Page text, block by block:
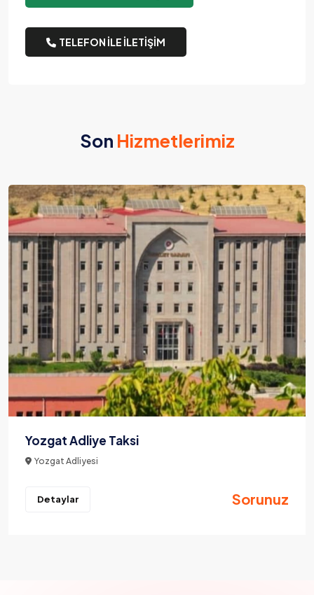
TELEFON ILE İLETIŞIM
Son Hizmetlerimiz
Yozgat Adliye Taksi
Yozgat Adliyesi
Detaylar Sorunuz